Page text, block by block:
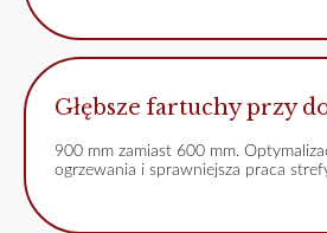
Głębsze fartuchy przy
900 mm zamiast 600 mm.
ogrzewania i sprawniejsza praca